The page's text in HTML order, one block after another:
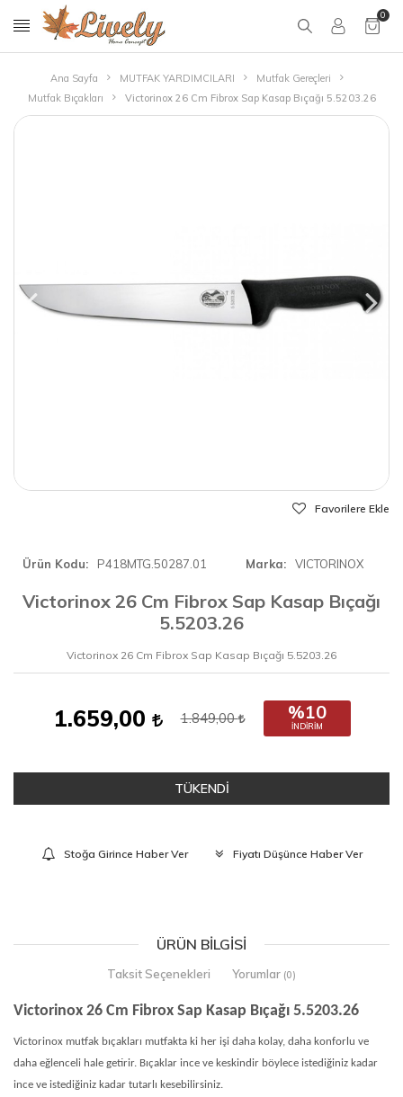
0
Ana Sayfa MUTFAK YARDIMCILARI
Mutfak Gereçleri
Mutfak Bıçakları
Victorinox 26 Cm Fibrox Sap Kasap Bıçağı 5.5203.26
Favorilere Ekle
Ürün Kodu P418MTG.50287.01 Marka VICTORINOX
Victorinox 26 Cm Fibrox Sap Kasap Bıçağı
5.5203.26
Victorinox 26 Cm Fibrox Sap Kasap Bıçağı 5.5203.26
1.659,00 1.849,00 %10
İNDIRIM
TÜKENDİ
Stoğa Girince Haber Ver Fiyatı Düşünce Haber Ver
ÜRÜN BILGISI
Taksit Seçenekleri Yorumlar (0)
Victorinox 26 Cm Fibrox Sap Kasap Bıçağı 5.5203.26
Victorinox mutfak bıçakları mutfakta ki her işi daha kolay, daha konforlu ve
daha eğlenceli hale getirir. Bıçaklar ince ve keskindir böylece istediğiniz kadar
ince ve istediğiniz kadar tutarlı kesebilirsiniz.